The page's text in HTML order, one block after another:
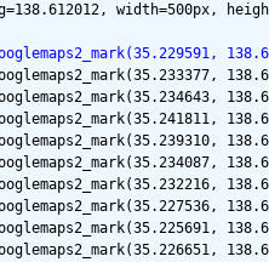
width=500px,